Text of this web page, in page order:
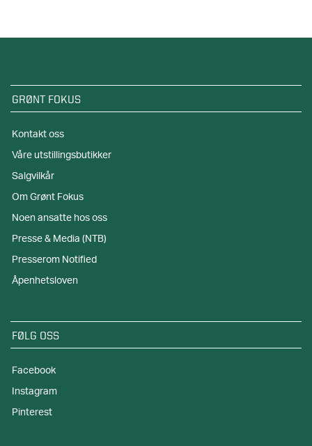
GRØNT FOKUS
Kontakt oss
Våre utstillingsbutikker
Salgvilkår
Om Grønt Fokus
Noen ansatte hos oss
Presse & Media (NTB)
Presserom Notified
Åpenhetsloven
FØLG OSS
Facebook
Instagram
Pinterest